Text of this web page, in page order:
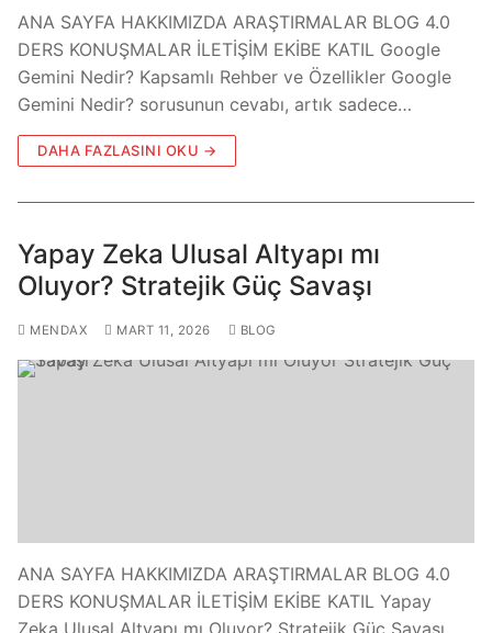
ANA SAYFA HAKKIMIZDA ARAŞTIRMALAR BLOG 4.0
DERS KONUŞMALAR İLETİŞİM EKİBE KATIL Google
Gemini Nedir? Kapsamlı Rehber ve Özellikler Google
Gemini Nedir? sorusunun cevabı, artık sadece…
DAHA FAZLASINI OKU →
Yapay Zeka Ulusal Altyapı mı
Oluyor? Stratejik Güç Savaşı
MENDAX MART 11, 2026 BLOG
ANA SAYFA HAKKIMIZDA ARAŞTIRMALAR BLOG 4.0
DERS KONUŞMALAR İLETİŞİM EKİBE KATIL Yapay
Zeka Ulusal Altyapı mı Oluyor? Stratejik Güç Savaşı